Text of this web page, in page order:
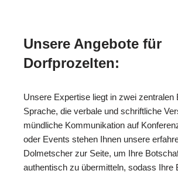
Unsere Angebote für
Dorfprozelten:
Unsere Expertise liegt in zwei zentralen
Sprache, die verbale und schriftliche
mündliche Kommunikation auf
oder Events stehen Ihnen unsere
Dolmetscher zur Seite, um Ihre
authentisch zu übermitteln, sodass Ihre